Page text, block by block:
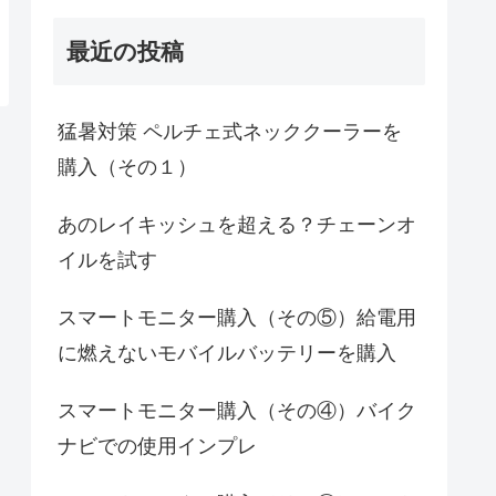
最近の投稿
猛暑対策 ペルチェ式ネッククーラーを
購入（その１）
あのレイキッシュを超える？チェーンオ
イルを試す
スマートモニター購入（その⑤）給電用
に燃えないモバイルバッテリーを購入
スマートモニター購入（その④）バイク
ナビでの使用インプレ